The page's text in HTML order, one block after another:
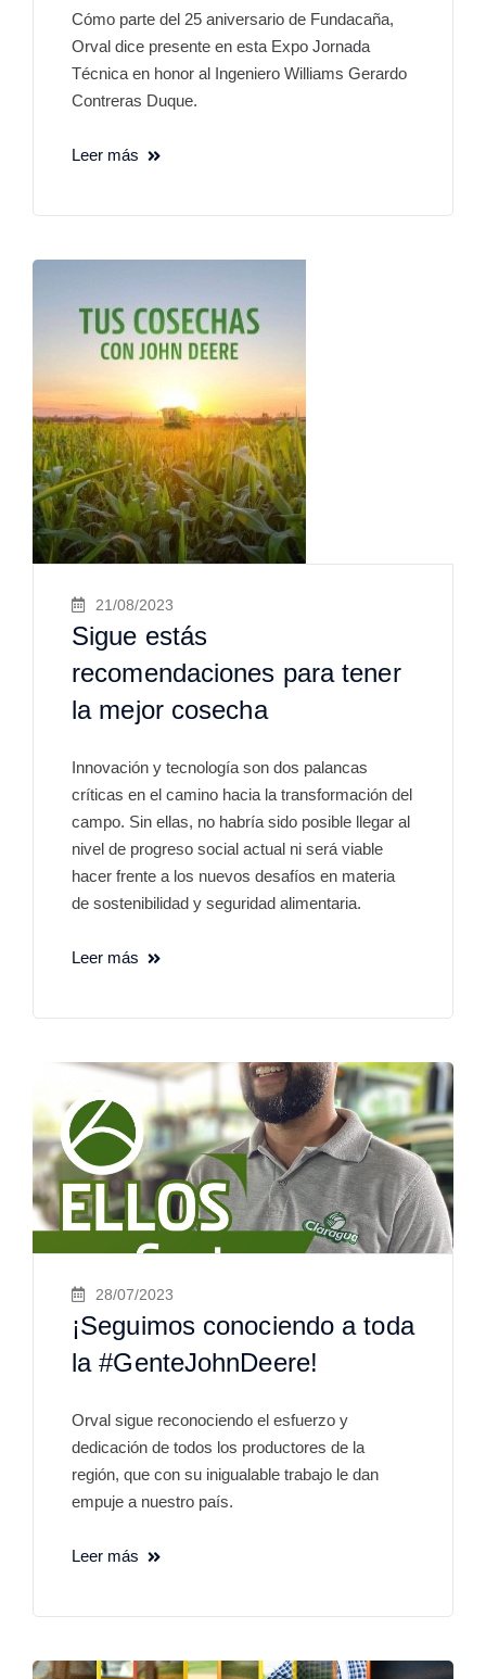
Cómo parte del 25 aniversario de Fundacaña,
Orval dice presente en esta Expo Jornada
Técnica en honor al Ingeniero Williams Gerardo
Contreras Duque.
Leer más
21/08/2023
Sigue estás
recomendaciones para tener
la mejor cosecha
Innovación y tecnología son dos palancas
críticas en el camino hacia la transformación del
campo. Sin ellas, no habría sido posible llegar al
nivel de progreso social actual ni será viable
hacer frente a los nuevos desafíos en materia
de sostenibilidad y seguridad alimentaria.
Leer más
28/07/2023
¡Seguimos conociendo a toda
la #GenteJohnDeere!
Orval sigue reconociendo el esfuerzo y
dedicación de todos los productores de la
región, que con su inigualable trabajo le dan
empuje a nuestro país.
Leer más